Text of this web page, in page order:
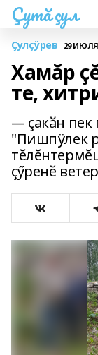
Çутă çул
Çулçÿрев 29 ИЮЛЯ
Хамăр
те,
— çакӑн пек
"Пишпÿлек
ҫӳренӗ